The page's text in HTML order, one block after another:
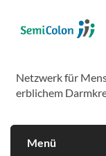
content
Netzwerk für
erblichem
Menü